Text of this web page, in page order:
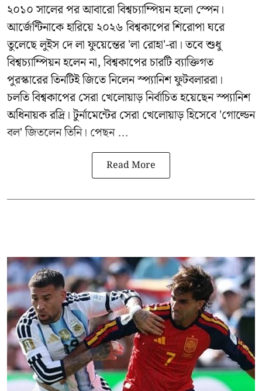
২০১০ সালের পর আবারো বিশ্বচ্যাম্পিয়ন হলো স্পেন।
আর্জেন্টিনাকে হারিয়ে ২০২৬ বিশ্বকাপের শিরোপা ঘরে
তুলেছে লুইস দে লা ফুয়েন্তের 'লা রোহা'-রা। তবে শুধু
বিশ্বচ্যাম্পিয়ন হলেন না, বিশ্বকাপের চারটি ব্যাক্তিগত
পুরস্কারের তিনটিই জিতে নিলেন স্প্যানিশ ফুটবলাররা।
চলতি বিশ্বকাপের সেরা খেলোয়াড় নির্বাচিত হয়েছেন স্প্যানিশ
অধিনায়ক রদ্রি। টুর্নামেন্টের সেরা খেলোয়াড় হিসেবে 'গোল্ডেন
বল' জিতলেন তিনি। পেছন ...
Read More